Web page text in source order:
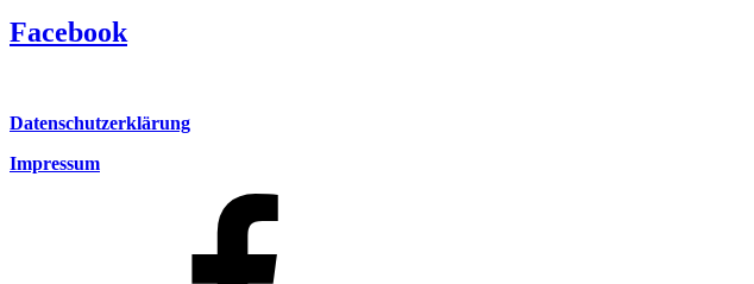
Facebook
Datenschutzerklärung
Impressum